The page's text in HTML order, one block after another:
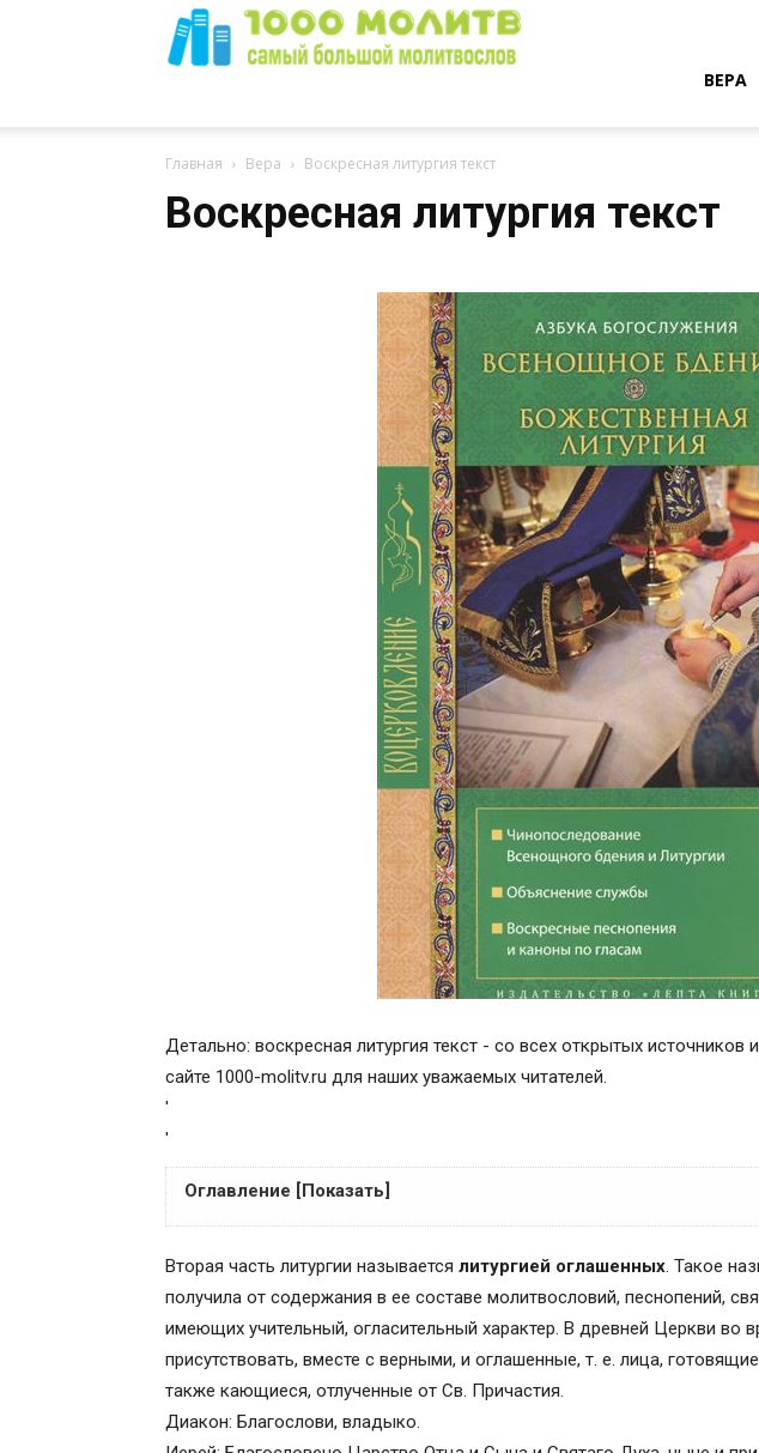
ВЕРА
Главная Вера Воскресная литургия текст
Воскресная литургия текст
Детально: воскресная литургия текст - со всех открытых источников
сайте 1000-molitv.ru для наших уважаемых читателей.
'
'
Оглавление [Показать]
Первый антифон
Второй антифон
Песнь Господу Иисусу Христу
Третий антифон. Блаженны
Антифоны вседневные (будничные)
Песнь Господу Иисусу Христу
Вторая часть литургии называется литургией оглашенных. Такое
получила от содержания в ее составе молитвословий, песнопений,
имеющих учительный, огласительный характер. В древней Церкви во
присутствовать, вместе с верными, и оглашенные, т. е. лица,
также кающиеся, отлученные от Св. Причастия.
Диакон: Благослови, владыко.